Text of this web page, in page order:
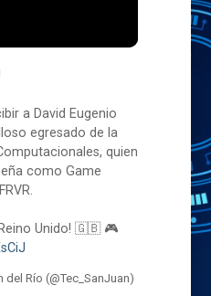
a David Eugenio
egresado de la
quien
como Game
Unido! 🇬🇧 🎮
Río (@Tec_SanJuan)